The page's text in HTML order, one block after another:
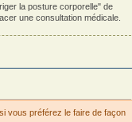
la posture corporelle" de
une consultation médicale.
vous préférez le faire de façon